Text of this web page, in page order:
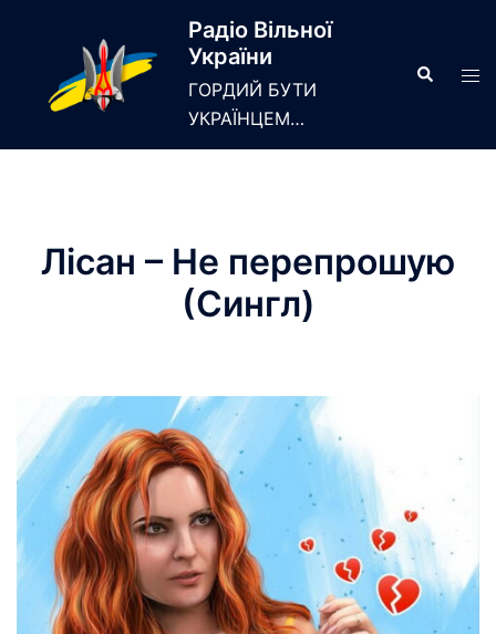
Радіо Вільної
України
ГОРДИЙ БУТИ
УКРАЇНЦЕМ…
Search
Лісан – Не перепрошую
(Сингл)